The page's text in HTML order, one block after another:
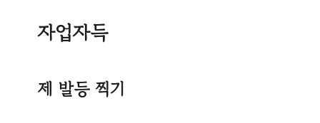
자업자득
제 발등 찍기